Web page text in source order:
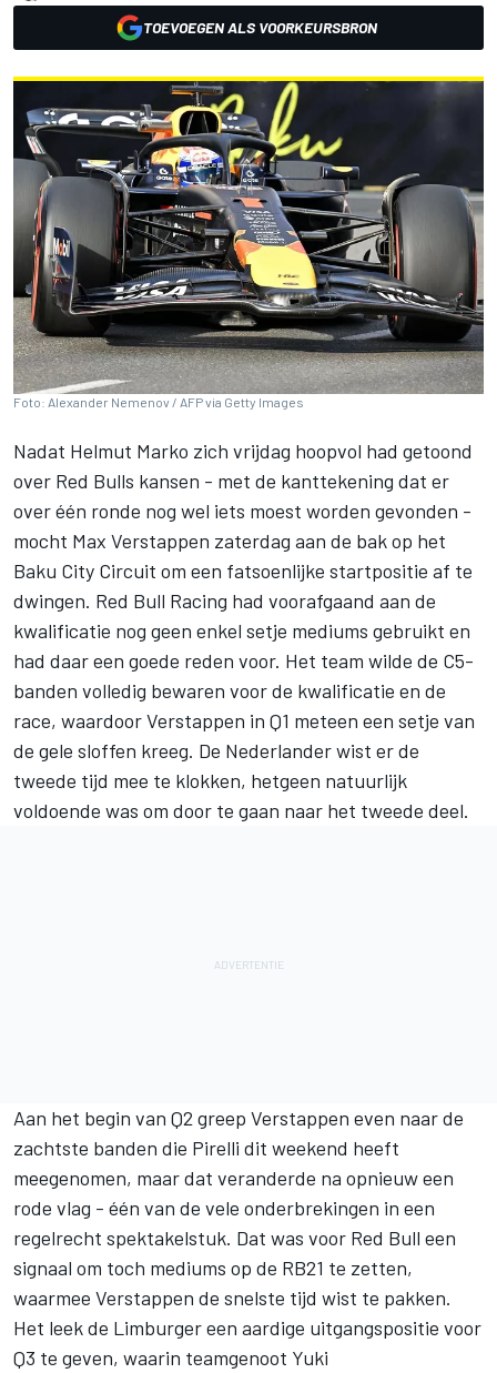
TOEVOEGEN ALS VOORKEURSBRON
Foto: Alexander Nemenov / AFP via Getty Images
Nadat Helmut Marko zich vrijdag hoopvol had getoond
over Red Bulls kansen - met de kanttekening dat er
over één ronde nog wel iets moest worden gevonden -
mocht Max Verstappen zaterdag aan de bak op het
Baku City Circuit om een fatsoenlijke startpositie af te
dwingen. Red Bull Racing had voorafgaand aan de
kwalificatie nog geen enkel setje mediums gebruikt en
had daar een goede reden voor. Het team wilde de C5-
banden volledig bewaren voor de kwalificatie en de
race, waardoor Verstappen in Q1 meteen een setje van
de gele sloffen kreeg. De Nederlander wist er de
tweede tijd mee te klokken, hetgeen natuurlijk
voldoende was om door te gaan naar het tweede deel.
Aan het begin van Q2 greep Verstappen even naar de
zachtste banden die Pirelli dit weekend heeft
meegenomen, maar dat veranderde na opnieuw een
rode vlag - één van de vele onderbrekingen in een
regelrecht spektakelstuk. Dat was voor Red Bull een
signaal om toch mediums op de RB21 te zetten,
waarmee Verstappen de snelste tijd wist te pakken.
Het leek de Limburger een aardige uitgangspositie voor
Q3 te geven, waarin teamgenoot Yuki